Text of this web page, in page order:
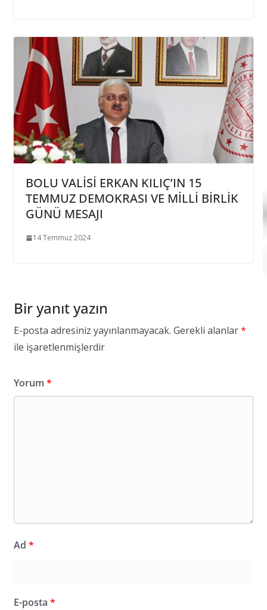
BOLU VALİSİ ERKAN KILIÇ’IN 15
TEMMUZ DEMOKRASI VE MİLLİ BİRLİK
GÜNÜ MESAJI
14 Temmuz 2024
Bir yanıt yazın
E-posta adresiniz yayınlanmayacak. Gerekli alanlar*
ile işaretlenmişlerdir
Yorum *
Ad *
E-posta *